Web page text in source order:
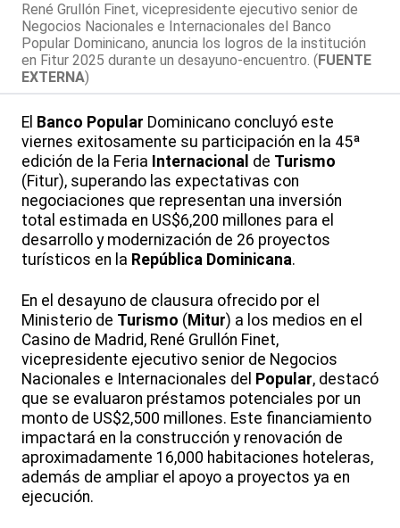
René Grullón Finet, vicepresidente ejecutivo senior de
Negocios Nacionales e Internacionales del Banco
Popular Dominicano, anuncia los logros de la institución
en Fitur 2025 durante un desayuno-encuentro. (FUENTE
EXTERNA)
El Banco Popular Dominicano concluyó este
viernes exitosamente su participación en la 45ª
edición de la Feria Internacional de Turismo
(Fitur), superando las expectativas con
negociaciones que representan una inversión
total estimada en US$6,200 millones para el
desarrollo y modernización de 26 proyectos
turísticos en la República Dominicana.
En el desayuno de clausura ofrecido por el
Ministerio de Turismo ( Mitur) a los medios en el
Casino de Madrid, René Grullón Finet,
vicepresidente ejecutivo senior de Negocios
Nacionales e Internacionales del Popular, destacó
que se evaluaron préstamos potenciales por un
monto de US$2,500 millones. Este financiamiento
impactará en la construcción y renovación de
aproximadamente 16,000 habitaciones hoteleras,
además de ampliar el apoyo a proyectos ya en
ejecución.